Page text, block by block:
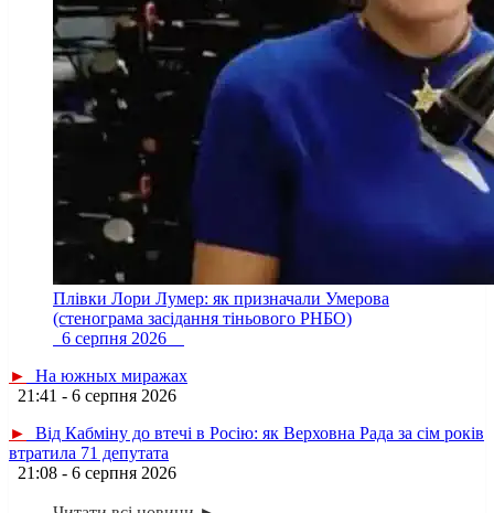
Плівки Лори Лумер: як призначали Умерова
(стенограма засідання тіньового РНБО)
6 серпня 2026
►
На южных миражах
21:41 - 6 серпня 2026
►
Від Кабміну до втечі в Росію: як Верховна Рада за сім років
втратила 71 депутата
21:08 - 6 серпня 2026